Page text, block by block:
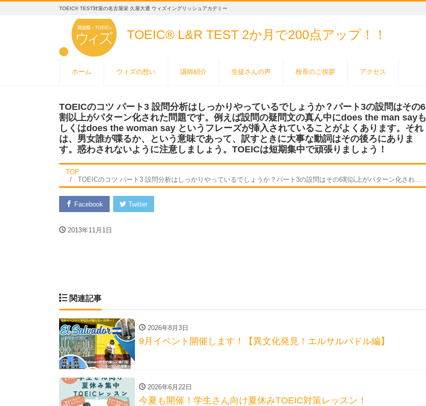
TOEIC® TEST対策の名古屋栄 久屋大通 ウィズイングリッシュアカデミー
TOEIC® L&R TEST 2か月で200点アップ！！
ホーム ウィズの想い 講師紹介 生徒さんの声 校長のご挨拶 アクセス
TOEICのコツ パート3 設問分析はしっかりやっているでしょうか？パート3の設問はその6
割以上がパターン化された問題です。例えば設問の疑問文の真ん中にdoes the man sayも
しくはdoes the woman say というフレーズが挿入されていることがよくあります。それ
は、男女誰が喋るか、という意味であって、訳すときに大事な動詞はその後ろにありま
す。惑わされないように注意しましょう。TOEICは短期集中で頑張りましょう！
TOP
TOEICのコツ パート3 設問分析はしっかりやっているでしょうか？パート3の設問はその6割以上がパターン化された問題です。例えば設問の疑問文の真ん中にdoes the man sayもしくはdoes the woman say というフレーズが挿入されていることがよくあります。それは、男女誰が喋るか、という意味であって、訳すときに大事な動詞はその後ろにあります。惑わされないように注意しましょう。TOEICは短期集中で頑張りましょう！
Facebook Twitter
2013年11月1日
関連記事
2026年8月3日
9月イベント開催します！【異文化発見！エルサルバドル編】
2026年6月22日
今夏も開催！学生さん向け夏休みTOEIC対策レッスン！